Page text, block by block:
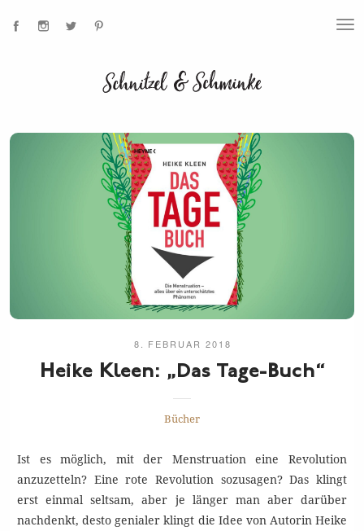
T
8. FEBRUAR 2018
Heike Kleen: „Das Tage-Buch“
Bücher
Ist es möglich, mit der Menstruation eine Revolution
anzuzetteln? Eine rote Revolution sozusagen? Das klingt
erst einmal seltsam, aber je länger man aber darüber
nachdenkt, desto genialer klingt die Idee von Autorin Heike